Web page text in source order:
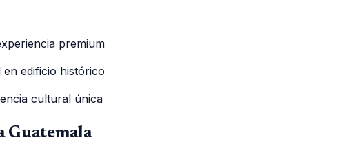
premium
en edificio histórico
cultural única
Guatemala